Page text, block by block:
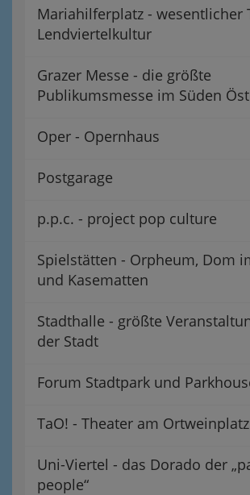
Mariahilferplatz - wesentlicher
Lendviertelkultur
Grazer Messe - die größte
Publikumsmesse im Süden
Oper - Opernhaus
Postgarage
p.p.c. - project pop culture
Spielstätten - Orpheum, Dom
und Kasematten
Stadthalle - größte
der Stadt
Forum Stadtpark und
TaO! - Theater am Ortweinplatz
Uni-Viertel - das Dorado der
people“